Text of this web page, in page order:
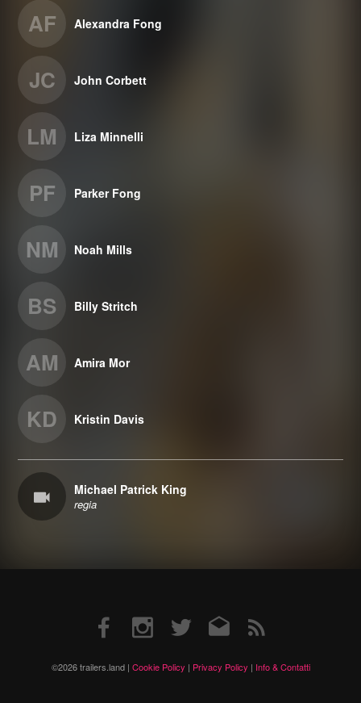
AF Alexandra Fong
JC John Corbett
LM Liza Minnelli
PF Parker Fong
NM Noah Mills
BS Billy Stritch
AM Amira Mor
KD Kristin Davis
Michael Patrick King
regia
©2026 trailers.land | Cookie Policy | Privacy Policy | Info & Contatti